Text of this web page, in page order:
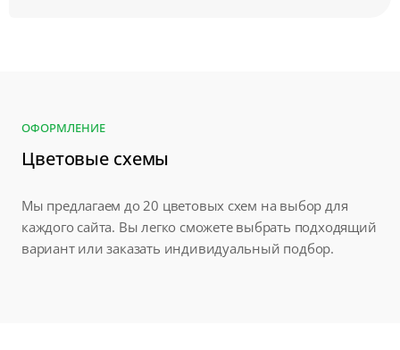
ОФОРМЛЕНИЕ
Цветовые схемы
Мы предлагаем до 20 цветовых схем на выбор для
каждого сайта. Вы легко сможете выбрать подходящий
вариант или заказать индивидуальный подбор.